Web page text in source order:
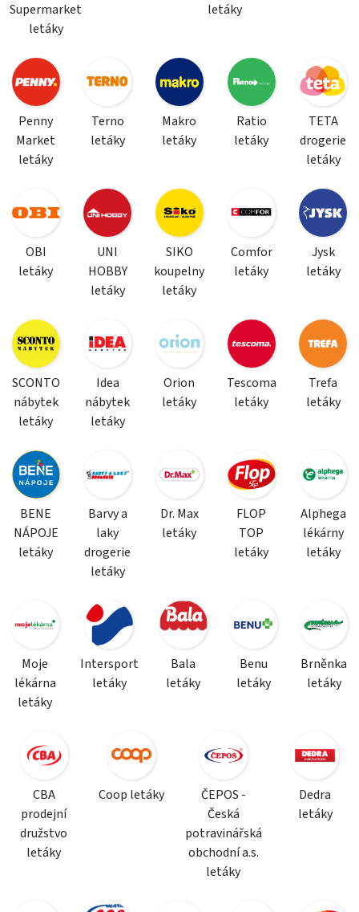
Supermarket
letáky
letáky
Penny
Market
letáky
Terno
letáky
Makro
letáky
Ratio
letáky
TETA
drogerie
letáky
OBI
letáky
UNI
HOBBY
letáky
SIKO
koupelny
letáky
Comfor
letáky
Jysk
letáky
SCONTO
nábytek
letáky
Idea
nábytek
letáky
Orion
letáky
Tescoma
letáky
Trefa
letáky
BENE
NÁPOJE
letáky
Barvy a
laky
drogerie
letáky
Dr. Max
letáky
FLOP
TOP
letáky
Alphega
lékárny
letáky
Moje
lékárna
letáky
Intersport
letáky
Bala
letáky
Benu
letáky
Brněnka
letáky
CBA
prodejní
družstvo
letáky
Coop letáky
ČEPOS -
Česká
potravinářská
obchodní a.s.
letáky
Dedra
letáky